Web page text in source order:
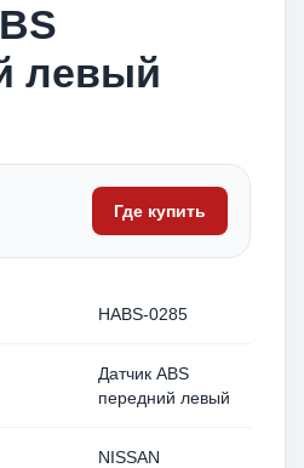
левый
Где купить
HABS-0285
Датчик ABS
передний левый
NISSAN